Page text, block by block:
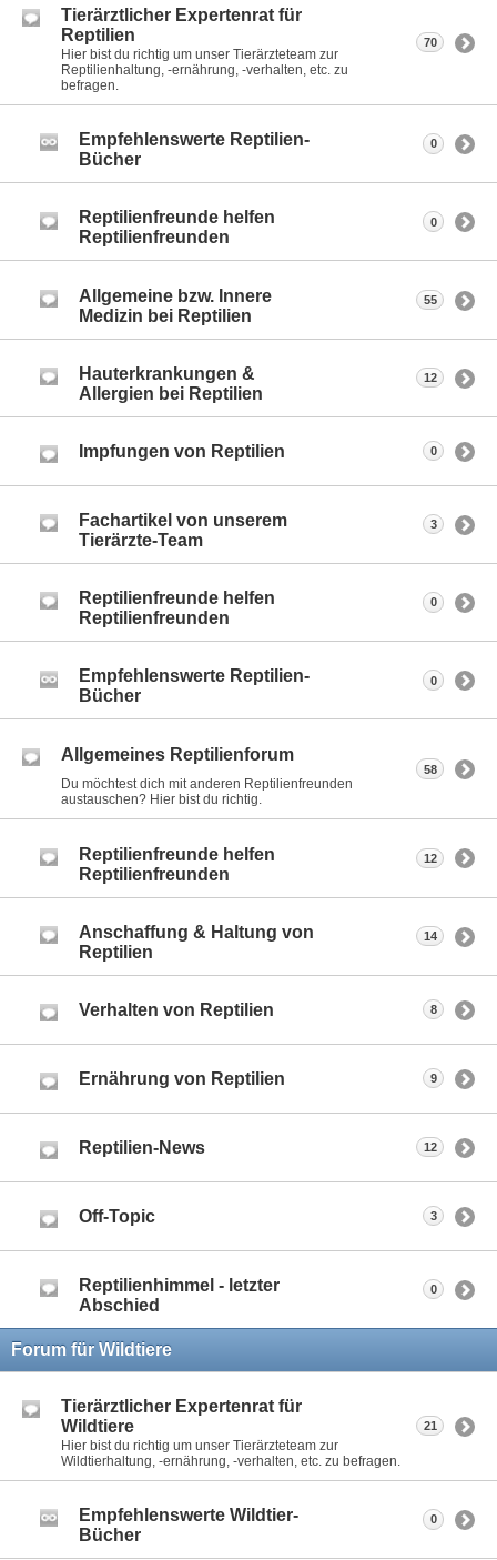
Tierärztlicher Expertenrat für
Reptilien
Hier bist du richtig um unser Tierärzteteam zur
Reptilienhaltung, -ernährung, -verhalten, etc. zu
befragen.
70
Empfehlenswerte Reptilien-
Bücher
0
Reptilienfreunde helfen
Reptilienfreunden
0
Allgemeine bzw. Innere
Medizin bei Reptilien
55
Hauterkrankungen &
Allergien bei Reptilien
12
Impfungen von Reptilien 0
Fachartikel von unserem
Tierärzte-Team
3
Reptilienfreunde helfen
Reptilienfreunden
0
Empfehlenswerte Reptilien-
Bücher
0
Allgemeines Reptilienforum
Du möchtest dich mit anderen Reptilienfreunden
austauschen? Hier bist du richtig.
58
Reptilienfreunde helfen
Reptilienfreunden
12
Anschaffung & Haltung von
Reptilien
14
Verhalten von Reptilien 8
Ernährung von Reptilien 9
Reptilien-News 12
Off-Topic 3
Reptilienhimmel - letzter
Abschied
0
Forum für Wildtiere
Tierärztlicher Expertenrat für
Wildtiere
Hier bist du richtig um unser Tierärzteteam zur
Wildtierhaltung, -ernährung, -verhalten, etc. zu befragen.
21
Empfehlenswerte Wildtier-
Bücher
0